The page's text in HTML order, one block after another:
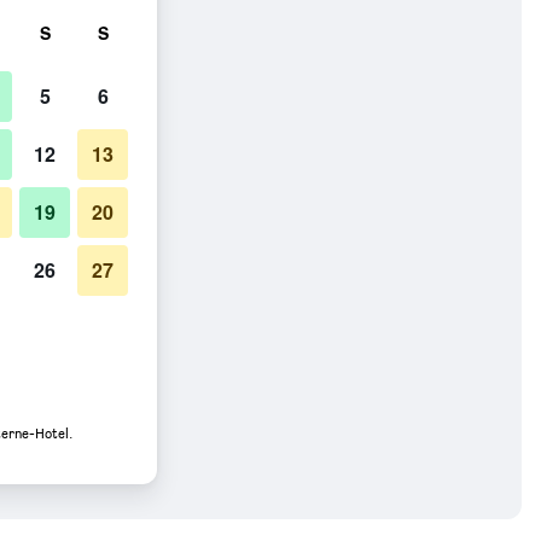
S S
5 6
12 13
19 20
26 27
Hotel.